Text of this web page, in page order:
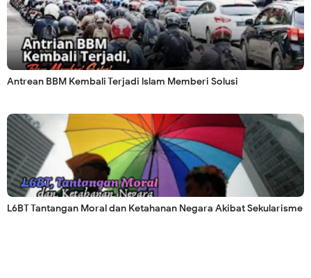
Antrean BBM Kembali Terjadi lslam Memberi Solusi
L6BT Tantangan Moral dan Ketahanan Negara Akibat Sekularisme